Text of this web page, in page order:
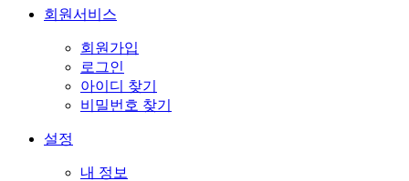
회원서비스
회원가입
로그인
아이디 찾기
비밀번호 찾기
설정
내 정보